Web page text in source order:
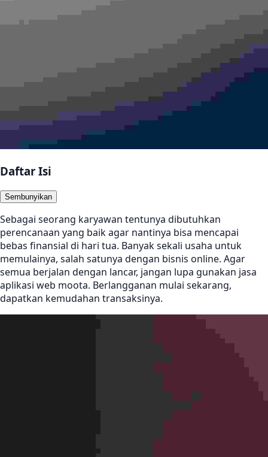
Daftar Isi
Sembunyikan
Sebagai seorang karyawan tentunya dibutuhkan
perencanaan yang baik agar nantinya bisa mencapai
bebas finansial di hari tua. Banyak sekali usaha untuk
memulainya, salah satunya dengan bisnis online. Agar
semua berjalan dengan lancar, jangan lupa gunakan jasa
aplikasi web moota. Berlangganan mulai sekarang,
dapatkan kemudahan transaksinya.